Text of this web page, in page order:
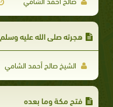
هجرته صلى الله عليه وسلم
الشيخ صالح أحمد الشامي
فتح مكة وما بعده